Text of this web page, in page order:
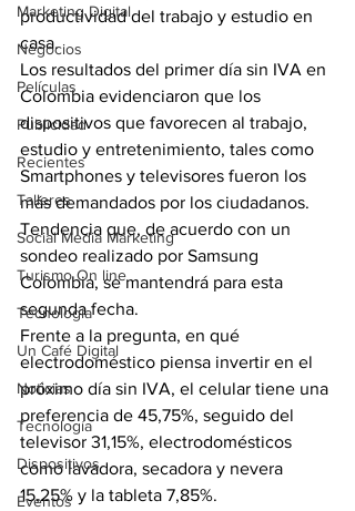
Marketing Digital
Negocios
Películas
Publicidad
Recientes
Talleres
Social Media Marketing
Turismo On line
Tecnología
Un Café Digital
Noticias
Tecnología
Dispositivos
Eventos
productividad del trabajo y estudio en
casa.
Los resultados del primer día sin IVA en
Colombia evidenciaron que los
dispositivos que favorecen al trabajo,
estudio y entretenimiento, tales como
Smartphones y televisores fueron los
más demandados por los ciudadanos.
Tendencia que, de acuerdo con un
sondeo realizado por Samsung
Colombia, se mantendrá para esta
segunda fecha.
Frente a la pregunta, en qué
electrodoméstico piensa invertir en el
próximo día sin IVA, el celular tiene una
preferencia de 45,75%, seguido del
televisor 31,15%, electrodomésticos
como lavadora, secadora y nevera
15,25% y la tableta 7,85%.